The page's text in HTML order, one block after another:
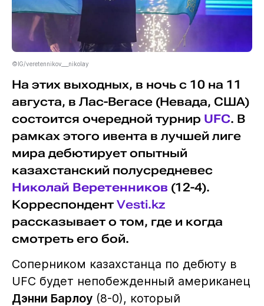
©IG/veretennikov___nikolay
На этих выходных, в ночь с 10 на 11
августа, в Лас-Вегасе (Невада, США)
состоится очередной турнир UFC. В
рамках этого ивента в лучшей лиге
мира дебютирует опытный
казахстанский полусредневес
Николай Веретенников (12-4).
Корреспондент Vesti.kz
рассказывает о том, где и когда
смотреть его бой.
Соперником казахстанца по дебюту в
UFC будет непобежденный американец
Дэнни Барлоу(8-0), который